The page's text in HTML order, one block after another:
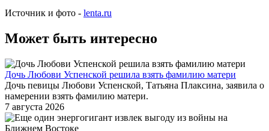
Источник и фото - lenta.ru
Может быть интересно
Дочь Любови Успенской решила взять фамилию матери
Дочь певицы Любови Успенской, Татьяна Плаксина, заявила о
намерении взять фамилию матери.
7 августа 2026